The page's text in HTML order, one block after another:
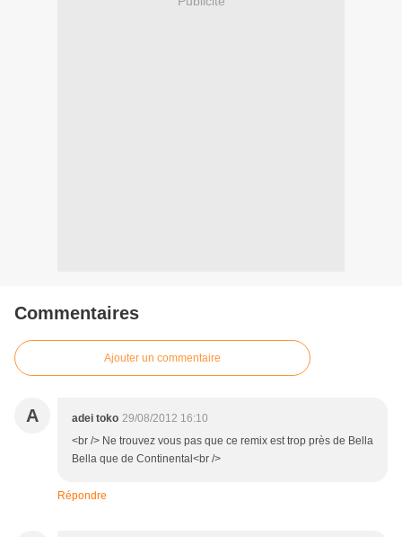
Commentaires
Ajouter un commentaire
A adei toko 29/08/2012 16:10
<br /> Ne trouvez vous pas que ce remix est trop près de Bella
Bella que de Continental<br />
Répondre